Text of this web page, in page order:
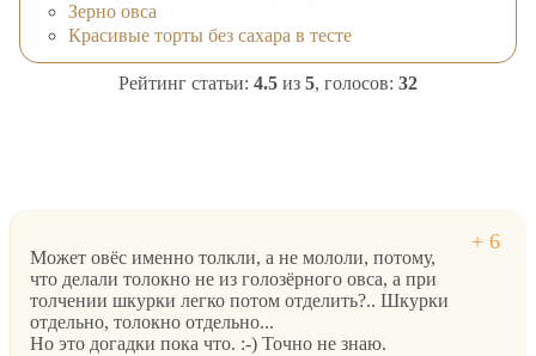
Зерно овса
Красивые торты без сахара в тесте
Рейтинг статьи: 4.5 из 5, голосов: 32
Может овёс именно толкли, а не мололи, потому,
что делали толокно не из голозёрного овса, а при
толчении шкурки легко потом отделить?.. Шкурки
отдельно, толокно отдельно...
Но это догадки пока что. :-) Точно не знаю.